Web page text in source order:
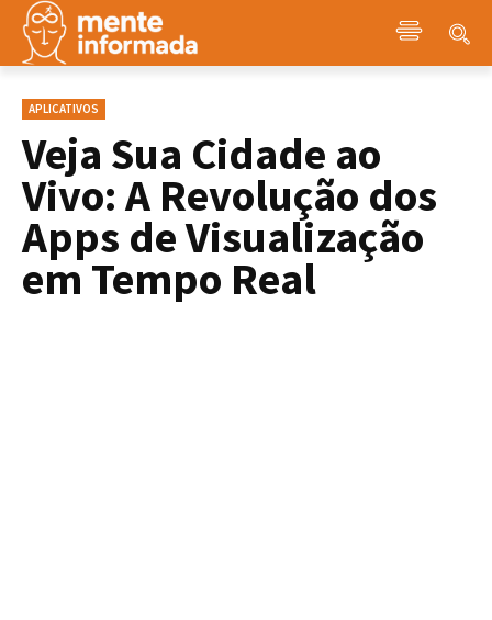
APLICATIVOS
Veja Sua Cidade ao
Vivo: A Revolução dos
Apps de Visualização
em Tempo Real